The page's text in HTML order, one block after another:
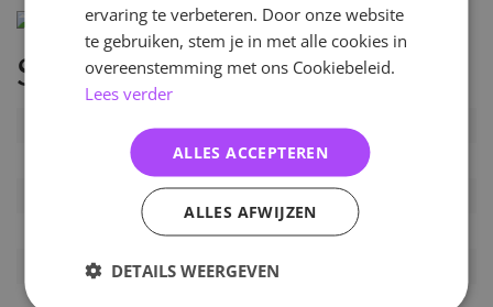
Specificaties
NCTD-CAP-W
EAN nummer
1418750306058
30-09-2024
11-10-2024
Verwachte leverdatum
ervaring te verbeteren. Door onze website
te gebruiken, stem je in met alle cookies in
overeenstemming met ons Cookiebeleid.
Lees verder
ALLES ACCEPTEREN
ALLES AFWIJZEN
DETAILS WEERGEVEN